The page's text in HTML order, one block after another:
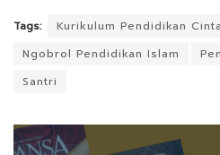
Tags: Kurikulum Pendidikan Cinta
Ngobrol Pendidikan Islam
Santri